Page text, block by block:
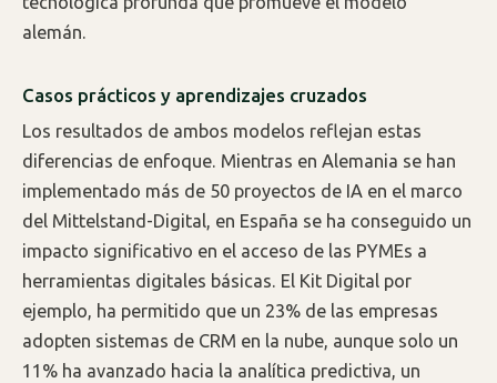
alemán.
Casos prácticos y aprendizajes cruzados
Los resultados de ambos modelos reflejan estas
diferencias de enfoque. Mientras en Alemania se han
implementado más de 50 proyectos de IA en el marco
del Mittelstand-Digital, en España se ha conseguido un
impacto significativo en el acceso de las PYMEs a
herramientas digitales básicas. El Kit Digital por
ejemplo, ha permitido que un 23% de las empresas
adopten sistemas de CRM en la nube, aunque solo un
11% ha avanzado hacia la analítica predictiva, un